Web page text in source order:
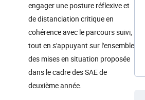
engager une posture réflexive et
de distanciation critique en
cohérence avec le parcours suivi,
tout en s'appuyant sur l'ensemble
des mises en situation proposée
dans le cadre des SAE de
deuxième année.